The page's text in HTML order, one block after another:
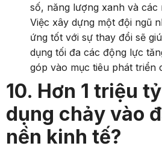
số, năng lượng xanh và các
Việc xây dựng một đội ngũ
ứng tốt với sự thay đổi sẽ
dụng tối đa các động lực
góp vào mục tiêu phát triển
10. Hơn 1 triệu
dụng chảy vào
nền kinh tế?